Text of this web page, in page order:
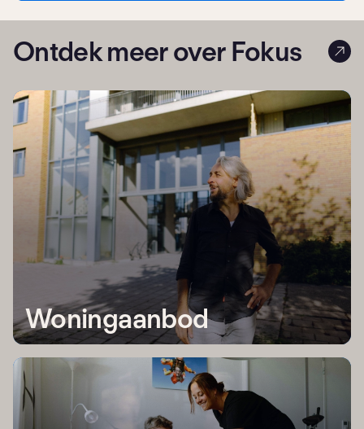
Ontdek meer over Fokus
Woningaanbod